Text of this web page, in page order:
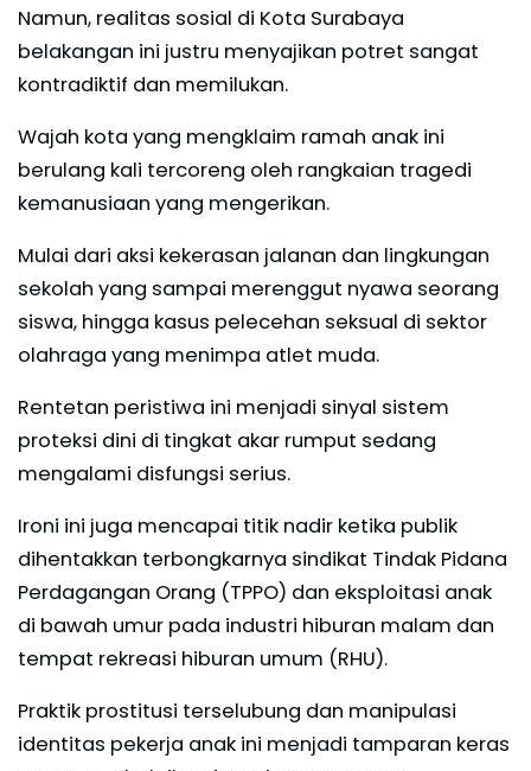
Namun, realitas sosial di Kota Surabaya
belakangan ini justru menyajikan potret sangat
kontradiktif dan memilukan.
Wajah kota yang mengklaim ramah anak ini
berulang kali tercoreng oleh rangkaian tragedi
kemanusiaan yang mengerikan.
Mulai dari aksi kekerasan jalanan dan lingkungan
sekolah yang sampai merenggut nyawa seorang
siswa, hingga kasus pelecehan seksual di sektor
olahraga yang menimpa atlet muda.
Rentetan peristiwa ini menjadi sinyal sistem
proteksi dini di tingkat akar rumput sedang
mengalami disfungsi serius.
Ironi ini juga mencapai titik nadir ketika publik
dihentakkan terbongkarnya sindikat Tindak Pidana
Perdagangan Orang (TPPO) dan eksploitasi anak
di bawah umur pada industri hiburan malam dan
tempat rekreasi hiburan umum (RHU).
Praktik prostitusi terselubung dan manipulasi
identitas pekerja anak ini menjadi tamparan keras